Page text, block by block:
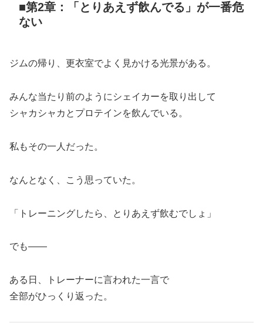
■第2章：「とりあえず飲んでる」が一番危
ない
ジムの帰り、更衣室でよく見かける光景がある。
みんな当たり前のようにシェイカーを取り出して
シャカシャカとプロテインを飲んでいる。
私もその一人だった。
なんとなく、こう思っていた。
「トレーニングしたら、とりあえず飲むでしょ」
でも——
ある日、トレーナーに言われた一言で
全部がひっくり返った。